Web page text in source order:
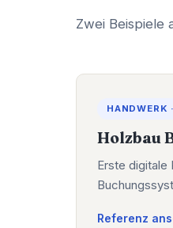
Zwei Beispiele
HANDWERK
Holzbau
Erste digitale
Referenz